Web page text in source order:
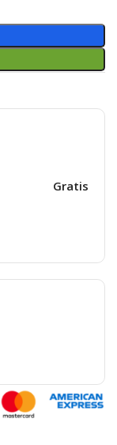
Gratis